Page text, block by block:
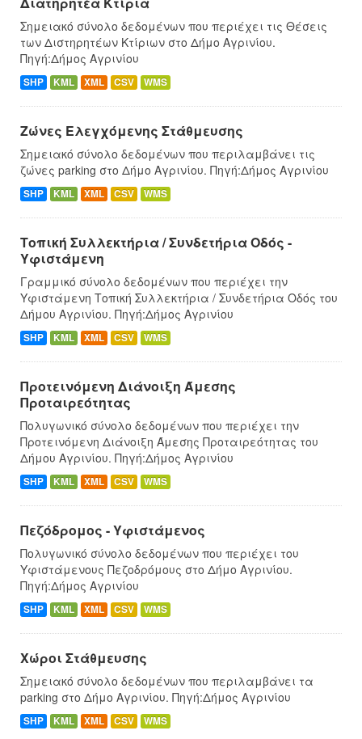
Σημειακό σύνολο δεδομένων που περιέχει τις Θέσεις
των Διστηρητέων Κτίριων στο Δήμο Αγρινίου.
Πηγή:Δήμος Αγρινίου
SHP KML XML CSV WMS
Ζώνες Ελεγχόμενης Στάθμευσης
Σημειακό σύνολο δεδομένων που περιλαμβάνει τις
ζώνες parking στο Δήμο Αγρινίου. Πηγή:Δήμος Αγρινίου
SHP KML XML CSV WMS
Τοπική Συλλεκτήρια / Συνδετήρια Οδός -
Υφιστάμενη
Γραμμικό σύνολο δεδομένων που περιέχει την
Υφιστάμενη Τοπική Συλλεκτήρια / Συνδετήρια Οδός του
Δήμου Αγρινίου. Πηγή:Δήμος Αγρινίου
SHP KML XML CSV WMS
Προτεινόμενη Διάνοιξη Άμεσης
Προταιρεότητας
Πολυγωνικό σύνολο δεδομένων που περιέχει την
Προτεινόμενη Διάνοιξη Άμεσης Προταιρεότητας του
Δήμου Αγρινίου. Πηγή:Δήμος Αγρινίου
SHP KML XML CSV WMS
Πεζόδρομος - Υφιστάμενος
Πολυγωνικό σύνολο δεδομένων που περιέχει του
Υφιστάμενους Πεζοδρόμους στο Δήμο Αγρινίου.
Πηγή:Δήμος Αγρινίου
SHP KML XML CSV WMS
Χώροι Στάθμευσης
Σημειακό σύνολο δεδομένων που περιλαμβάνει τα
parking στο Δήμο Αγρινίου. Πηγή:Δήμος Αγρινίου
SHP KML XML CSV WMS